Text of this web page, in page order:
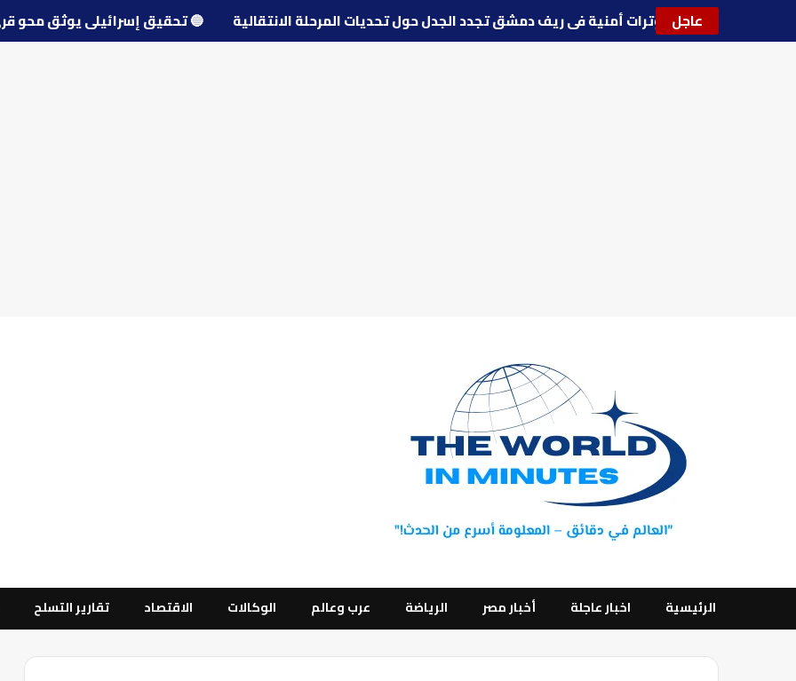
عاجل 🔵توترات أمنية في ريف دمشق تجدد الجدل حول تحديات المرحلة الانتقالية 🔵تحقيق إسرائيلي يوثق
الرئيسية اخبار عاجلة أخبار مصر الرياضة عرب وعالم الوكالات الاقتصاد تقارير التسلح